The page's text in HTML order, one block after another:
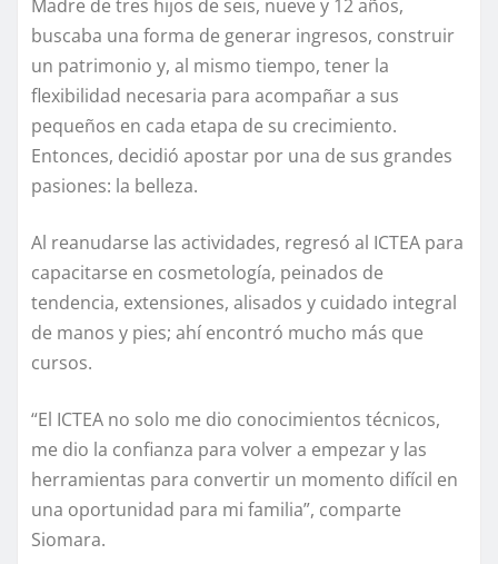
Madre de tres hijos de seis, nueve y 12 años,
buscaba una forma de generar ingresos, construir
un patrimonio y, al mismo tiempo, tener la
flexibilidad necesaria para acompañar a sus
pequeños en cada etapa de su crecimiento.
Entonces, decidió apostar por una de sus grandes
pasiones: la belleza.
Al reanudarse las actividades, regresó al ICTEA para
capacitarse en cosmetología, peinados de
tendencia, extensiones, alisados y cuidado integral
de manos y pies; ahí encontró mucho más que
cursos.
“El ICTEA no solo me dio conocimientos técnicos,
me dio la confianza para volver a empezar y las
herramientas para convertir un momento difícil en
una oportunidad para mi familia”, comparte
Siomara.